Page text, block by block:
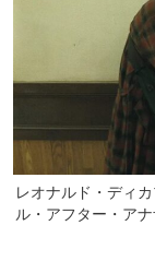
レオナルド・ディ
ル・アフター・アナ